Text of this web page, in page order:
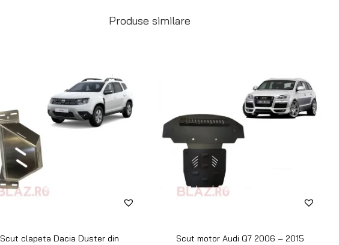
Produse similare
Scut clapeta Dacia Duster din
Scut motor Audi Q7 2006 – 2015